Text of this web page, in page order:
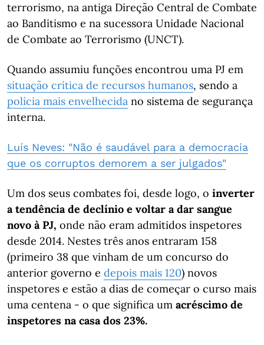
terrorismo, na antiga Direção Central de Combate
ao Banditismo e na sucessora Unidade Nacional
de Combate ao Terrorismo (UNCT).
Quando assumiu funções encontrou uma PJ em
situação crítica de recursos humanos, sendo a
polícia mais envelhecida no sistema de segurança
interna.
Luís Neves: "Não é saudável para a democracia
que os corruptos demorem a ser julgados"
Um dos seus combates foi, desde logo, o inverter
a tendência de declínio e voltar a dar sangue
novo à PJ, onde não eram admitidos inspetores
desde 2014. Nestes três anos entraram 158
(primeiro 38 que vinham de um concurso do
anterior governo e depois mais 120) novos
inspetores e estão a dias de começar o curso mais
uma centena - o que significa um acréscimo de
inspetores na casa dos 23%.